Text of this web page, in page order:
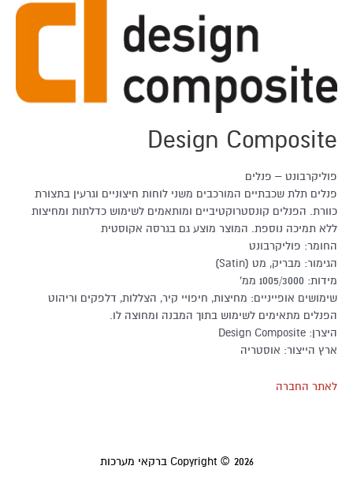
Design Composite
פוליקרבונט – פנלים
פנלים תלת שכבתיים המורכבים משני לוחות חיצוניים וגרעין בתצורת
כוורת. הפנלים קונסטרוקטיביים ומותאמים לשימוש כדלתות ומחיצות
ללא תמיכה נוספת. המוצר מוצע גם בגרסה אקוסטית
החומר: פוליקרבונט
הגימור: מבריק, מט (Satin)
מידות: 1005/3000 ממ'
שימושים אופייניים: מחיצות, חיפויי קיר, הצללות, דלפקים וריהוט
הפנלים מתאימים לשימוש בתוך המבנה ומחוצה לו.
היצרן: Design Composite
ארץ הייצור: אוסטריה
לאתר החברה
Copyright © 2026 ברקאי מערכות